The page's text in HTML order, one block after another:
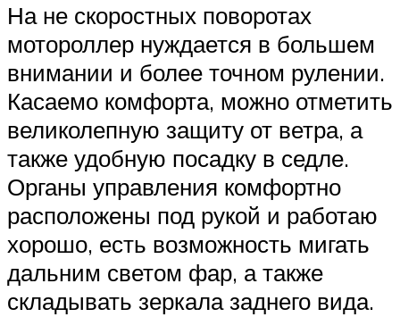
На не скоростных поворотах
мотороллер нуждается в большем
внимании и более точном рулении.
Касаемо комфорта, можно отметить
великолепную защиту от ветра, а
также удобную посадку в седле.
Органы управления комфортно
расположены под рукой и работаю
хорошо, есть возможность мигать
дальним светом фар, а также
складывать зеркала заднего вида.